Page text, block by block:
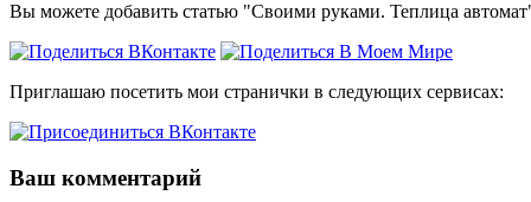
Вы можете добавить статью "Своими руками. Теплица
Приглашаю посетить мои странички в следующих сервисах:
Ваш комментарий